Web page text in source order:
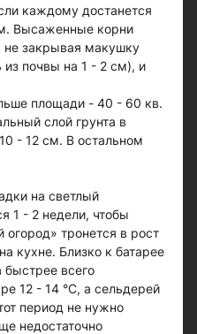
каждому достанется
Высаженные корни
не закрывая макушку
из почвы на 1 - 2 см), и
площади - 40 - 60 кв.
слой грунта в
- 12 см. В остальном
на светлый
1 - 2 недели, чтобы
огород» тронется в рост
кухне. Близко к батарее
быстрее всего
12 - 14 °С, а сельдерей
период не нужно
недостаточно